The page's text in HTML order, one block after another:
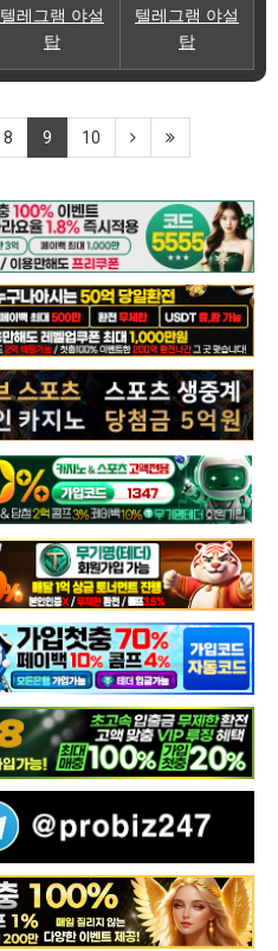
텔레그램 야설
탑
텔레그램 야설
탑
8 9 10